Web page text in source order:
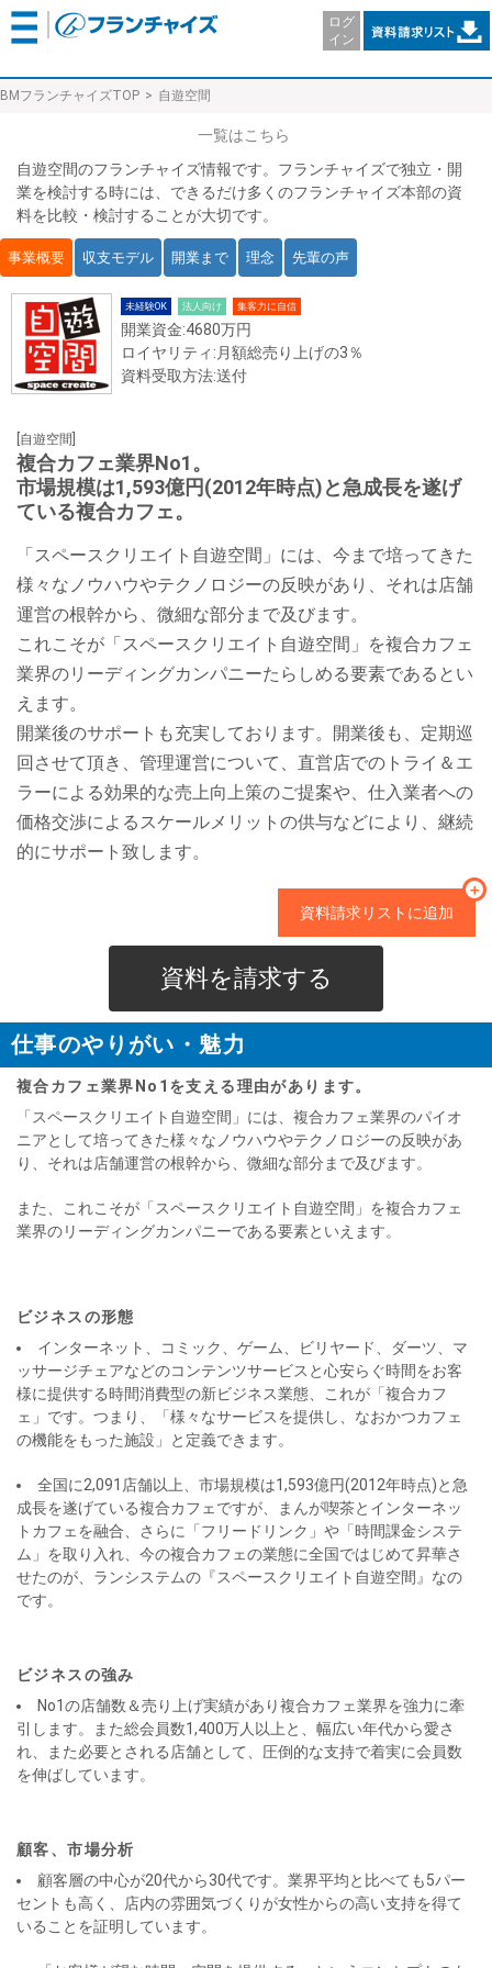
ログ
イン
BMフランチャイズTOP 自遊空間
一覧はこちら
自遊空間のフランチャイズ情報です。フランチャイズで独立・開
業を検討する時には、できるだけ多くのフランチャイズ本部の資
料を比較・検討することが大切です。
事業概要 収支モデル 開業まで 理念 先輩の声
未経験OK 法人向け 集客力に自信
開業資金:4680万円
ロイヤリティ:月額総売り上げの3％
資料受取方法:送付
[自遊空間]
複合カフェ業界No1。
市場規模は1,593億円(2012年時点)と急成長を遂げ
ている複合カフェ。
「スペースクリエイト自遊空間」には、今まで培ってきた
様々なノウハウやテクノロジーの反映があり、それは店舗
運営の根幹から、微細な部分まで及びます。
これこそが「スペースクリエイト自遊空間」を複合カフェ
業界のリーディングカンパニーたらしめる要素であるとい
えます。
開業後のサポートも充実しております。開業後も、定期巡
回させて頂き、管理運営について、直営店でのトライ＆エ
ラーによる効果的な売上向上策のご提案や、仕入業者への
価格交渉によるスケールメリットの供与などにより、継続
的にサポート致します。
資料請求リストに追加
＋
資料を請求する
仕事のやりがい・魅力
複合カフェ業界No1を支える理由があります。
「スペースクリエイト自遊空間」には、複合カフェ業界のパイオ
ニアとして培ってきた様々なノウハウやテクノロジーの反映があ
り、それは店舗運営の根幹から、微細な部分まで及びます。
また、これこそが「スペースクリエイト自遊空間」を複合カフェ
業界のリーディングカンパニーである要素といえます。
ビジネスの形態
インターネット、コミック、ゲーム、ビリヤード、ダーツ、マ
ッサージチェアなどのコンテンツサービスと心安らぐ時間をお客
様に提供する時間消費型の新ビジネス業態、これが「複合カフ
ェ」です。つまり、「様々なサービスを提供し、なおかつカフェ
の機能をもった施設」と定義できます。
全国に2,091店舗以上、市場規模は1,593億円(2012年時点)と急
成長を遂げている複合カフェですが、まんが喫茶とインターネッ
トカフェを融合、さらに「フリードリンク」や「時間課金システ
ム」を取り入れ、今の複合カフェの業態に全国ではじめて昇華さ
せたのが、ランシステムの『スペースクリエイト自遊空間』なの
です。
ビジネスの強み
No1の店舗数＆売り上げ実績があり複合カフェ業界を強力に牽
引します。また総会員数1,400万人以上と、幅広い年代から愛さ
れ、また必要とされる店舗として、圧倒的な支持で着実に会員数
を伸ばしています。
顧客、市場分析
顧客層の中心が20代から30代です。業界平均と比べても5パー
セントも高く、店内の雰囲気づくりが女性からの高い支持を得て
いることを証明しています。